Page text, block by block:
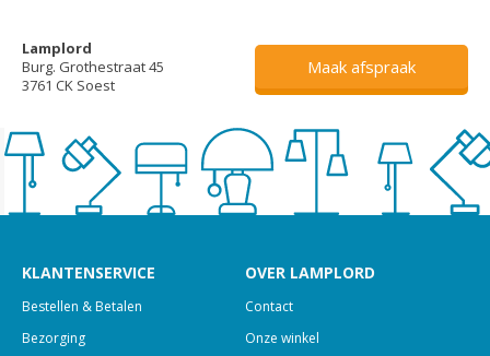
Lamplord
Burg. Grothestraat 45
3761 CK Soest
Maak afspraak
KLANTENSERVICE
Bestellen & Betalen
Bezorging
OVER LAMPLORD
Contact
Onze winkel